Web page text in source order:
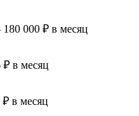
000 ₽ в месяц
₽ в месяц
₽ в месяц